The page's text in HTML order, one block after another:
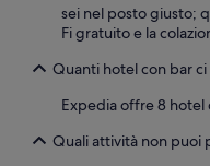
sei nel posto giusto;
Fi gratuito e la
Quanti hotel con bar
Expedia offre 8 hotel
Quali attività non puoi